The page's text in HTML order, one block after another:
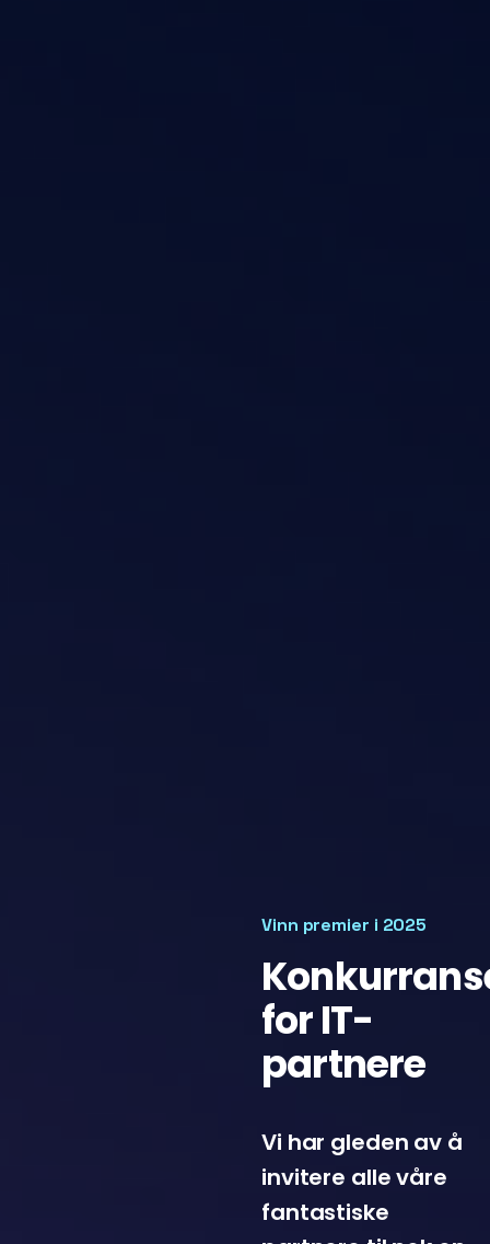
Vinn premier i 2025
for IT-
partnere
Vi har gleden av å
invitere alle våre
fantastiske